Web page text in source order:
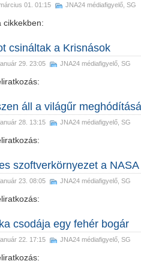
01. 01:15 JNA24 médiafigyelő SG
cikkekben:
csináltak a Krisnások
29. 23:05 JNA24 médiafigyelő SG
áll a világűr
28. 13:15 JNA24 médiafigyelő SG
szoftverkörnyezet a
23. 08:05 JNA24 médiafigyelő SG
csodája egy fehér bogár
22. 17:15 JNA24 médiafigyelő SG